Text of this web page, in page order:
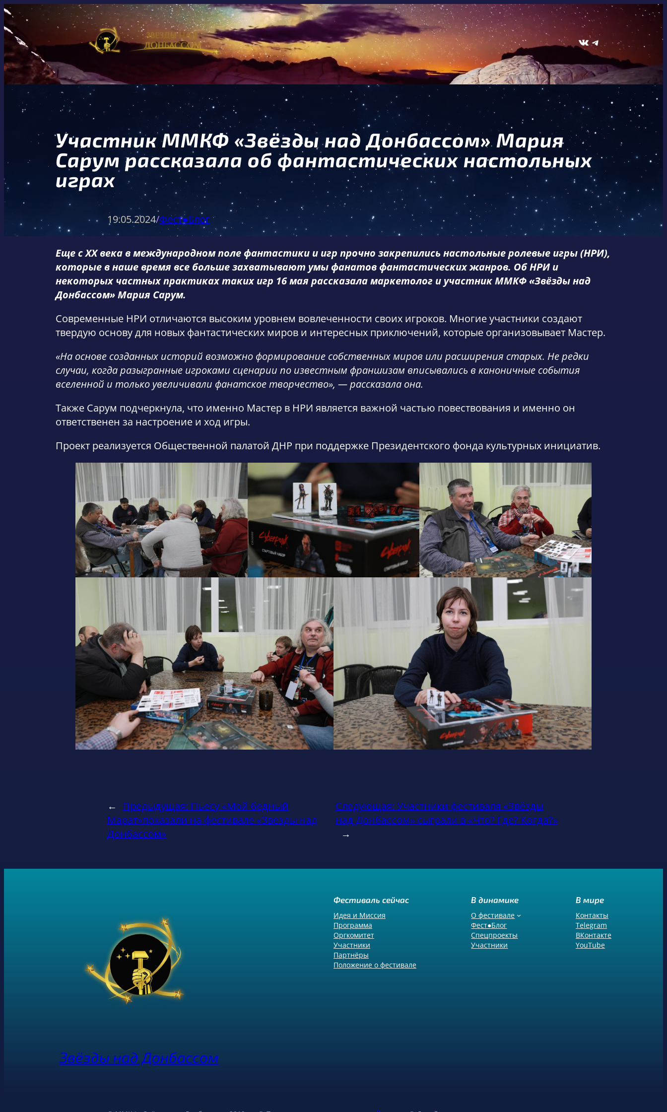
Перейти
к
содержимому
ВКонтакте Telegram
Участник ММКФ «Звёзды над Донбассом» Мария
Сарум рассказала об фантастических настольных
играх
19.05.2024/Фест●Блог
Еще с ХХ века в международном поле фантастики и игр прочно закрепились настольные ролевые игры (НРИ),
которые в наше время все больше захватывают умы фанатов фантастических жанров. Об НРИ и
некоторых частных практиках таких игр 16 мая рассказала маркетолог и участник ММКФ «Звёзды над
Донбассом» Мария Сарум.
Современные НРИ отличаются высоким уровнем вовлеченности своих игроков. Многие участники создают
твердую основу для новых фантастических миров и интересных приключений, которые организовывает Мастер.
«На основе созданных историй возможно формирование собственных миров или расширения старых. Не редки
случаи, когда разыгранные игроками сценарии по известным франшизам вписывались в каноничные события
вселенной и только увеличивали фанатское творчество», — рассказала она.
Также Сарум подчеркнула, что именно Мастер в НРИ является важной частью повествования и именно он
ответственен за настроение и ход игры.
Проект реализуется Общественной палатой ДНР при поддержке Президентского фонда культурных инициатив.
← Предыдущая: Пьесу «Мой бедный
Марат»показали на фестивале «Звезды над
Донбассом»
Следующая: Участники фестиваля «Звёзды
над Донбассом» сыграли в «Что? Где? Когда?»
→
Звёзды над Донбассом
Фестиваль сейчас
Идея и Миссия
Программа
Оргкомитет
Участники
Партнёры
Положение о фестивале
В динамике
О фестивале
Фест●Блог
Спецпроекты
Участники
В мире
Контакты
Telegram
ВКонтакте
YouTube